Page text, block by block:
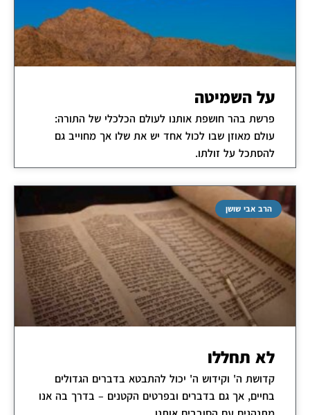
על השמיטה
פרשת בהר חושפת אותנו לעולם הכלכלי של התורה:
עולם מאוזן שבו לכול אחד יש את שלו אך מחוייב גם
להסתכל על זולתו.
הרב אבי שושן
לא תחללו
קדושת ה' וקידוש ה' יכול להתבטא בדברים הגדולים
בחיים, אך גם בדברים ובפרטים הקטנים – בדרך בה אנו